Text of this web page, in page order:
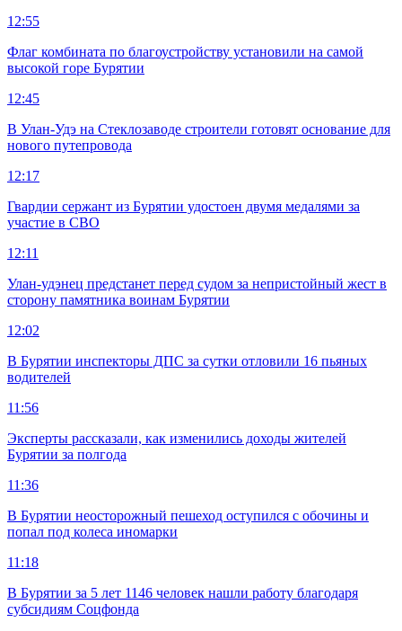
12:55
Флаг комбината по благоустройству установили на самой
высокой горе Бурятии
12:45
В Улан-Удэ на Стеклозаводе строители готовят основание для
нового путепровода
12:17
Гвардии сержант из Бурятии удостоен двумя медалями за
участие в СВО
12:11
Улан-удэнец предстанет перед судом за непристойный жест в
сторону памятника воинам Бурятии
12:02
В Бурятии инспекторы ДПС за сутки отловили 16 пьяных
водителей
11:56
Эксперты рассказали, как изменились доходы жителей
Бурятии за полгода
11:36
В Бурятии неосторожный пешеход оступился с обочины и
попал под колеса иномарки
11:18
В Бурятии за 5 лет 1146 человек нашли работу благодаря
субсидиям Соцфонда